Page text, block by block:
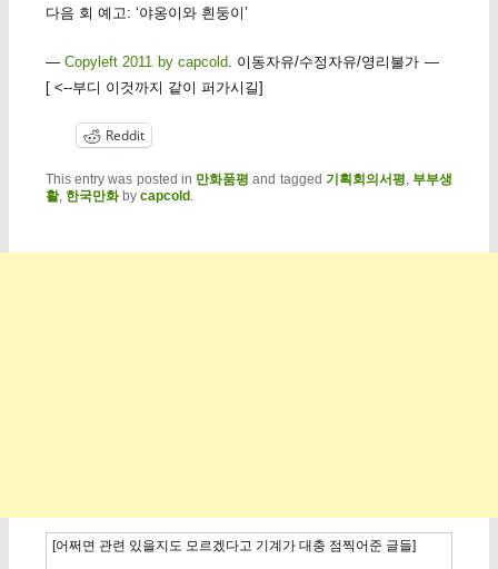
다음 회 예고: ‘야옹이와 흰둥이’
— Copyleft 2011 by capcold. 이동자유/수정자유/영리불가 —
[ <--부디 이것까지 같이 퍼가시길]
Reddit
This entry was posted in 만화품평 and tagged기획회의서평,부부생
활, 한국만화by capcold .
[어쩌면 관련 있을지도 모르겠다고 기계가 대충 점찍어준 글들]